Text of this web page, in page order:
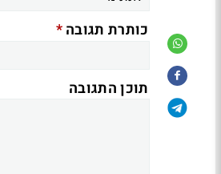
כותרת תגובה*
תוכן התגובה